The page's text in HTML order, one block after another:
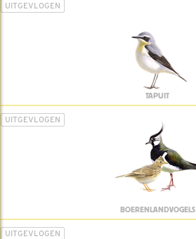
UITGEVLOGEN
TAPUIT
UITGEVLOGEN
BOERENLANDVOGELS
UITGEVLOGEN